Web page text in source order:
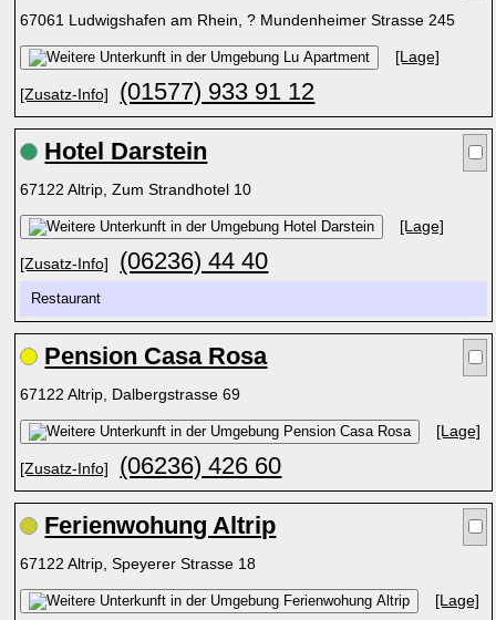
67061 Ludwigshafen am Rhein, ? Mundenheimer Strasse 245
[Lage]
[Zusatz-Info] (01577) 933 91 12
Hotel Darstein
67122 Altrip, Zum Strandhotel 10
[Lage]
[Zusatz-Info] (06236) 44 40
Restaurant
Pension Casa Rosa
67122 Altrip, Dalbergstrasse 69
[Lage]
[Zusatz-Info] (06236) 426 60
Ferienwohung Altrip
67122 Altrip, Speyerer Strasse 18
[Lage]